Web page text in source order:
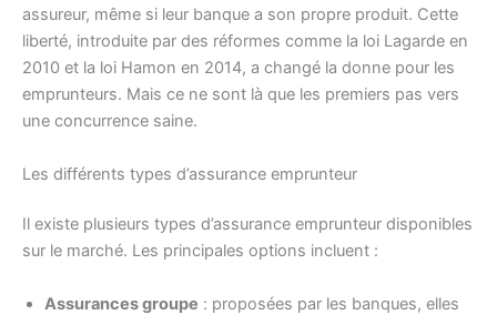
assureur, même si leur banque a son propre produit. Cette
liberté, introduite par des réformes comme la loi Lagarde en
2010 et la loi Hamon en 2014, a changé la donne pour les
emprunteurs. Mais ce ne sont là que les premiers pas vers
une concurrence saine.
Les différents types d’assurance emprunteur
Il existe plusieurs types d’assurance emprunteur disponibles
sur le marché. Les principales options incluent :
Assurances groupe : proposées par les banques, elles